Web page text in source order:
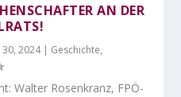
AN DER
30, 2024| Geschichte,
Walter Rosenkranz, FPÖ-